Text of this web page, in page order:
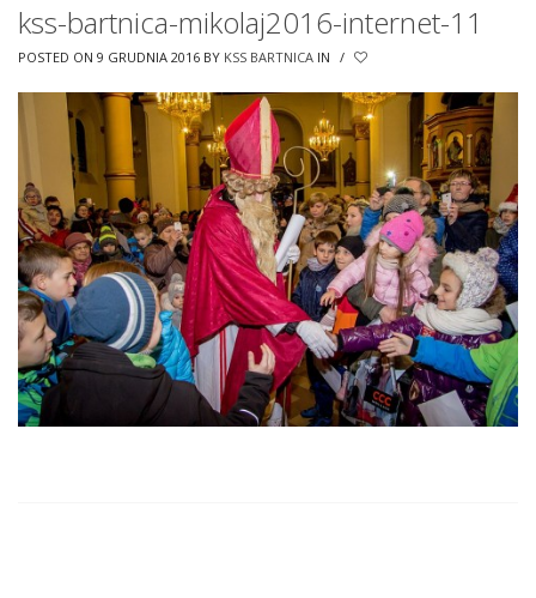
kss-bartnica-mikolaj2016-internet-11
POSTED ON 9 GRUDNIA 2016 BY KSS BARTNICA IN /